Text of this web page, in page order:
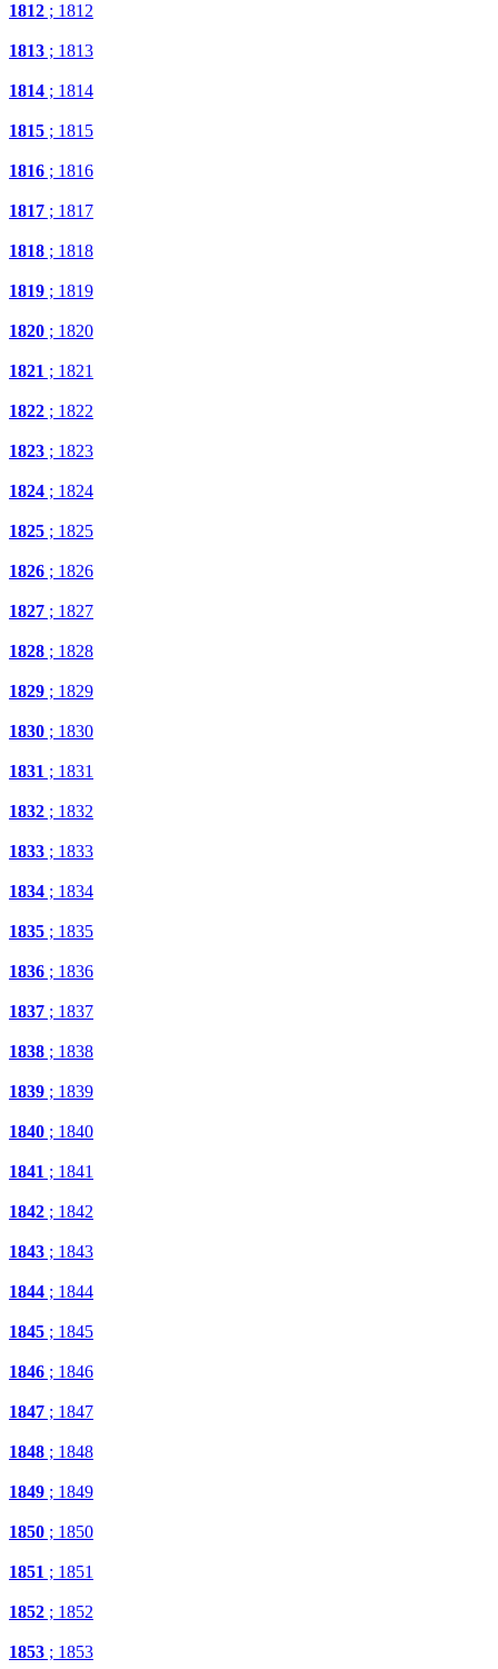
1812 ; 1812
1813 ; 1813
1814 ; 1814
1815 ; 1815
1816 ; 1816
1817 ; 1817
1818 ; 1818
1819 ; 1819
1820 ; 1820
1821 ; 1821
1822 ; 1822
1823 ; 1823
1824 ; 1824
1825 ; 1825
1826 ; 1826
1827 ; 1827
1828 ; 1828
1829 ; 1829
1830 ; 1830
1831 ; 1831
1832 ; 1832
1833 ; 1833
1834 ; 1834
1835 ; 1835
1836 ; 1836
1837 ; 1837
1838 ; 1838
1839 ; 1839
1840 ; 1840
1841 ; 1841
1842 ; 1842
1843 ; 1843
1844 ; 1844
1845 ; 1845
1846 ; 1846
1847 ; 1847
1848 ; 1848
1849 ; 1849
1850 ; 1850
1851 ; 1851
1852 ; 1852
1853 ; 1853